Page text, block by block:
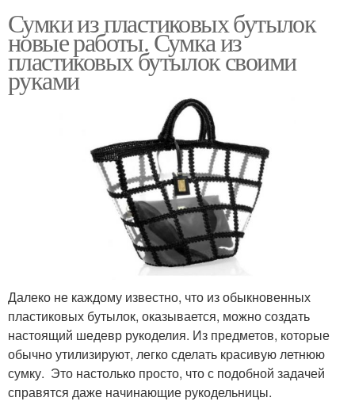
Сумки из пластиковых бутылок
новые работы. Сумка из
пластиковых бутылок своими
руками
Далеко не каждому известно, что из обыкновенных
пластиковых бутылок, оказывается, можно создать
настоящий шедевр рукоделия. Из предметов, которые
обычно утилизируют, легко сделать красивую летнюю
сумку. Это настолько просто, что с подобной задачей
справятся даже начинающие рукодельницы.